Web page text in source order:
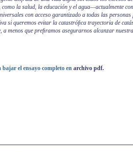
como la salud, la educación y el agua—actualmente
con acceso garantizado a todas las
si queremos evitar la catastróﬁca trayectoria de
a menos que preﬁramos asegurarnos alcanzar
el ensayo completo en archivo pdf.